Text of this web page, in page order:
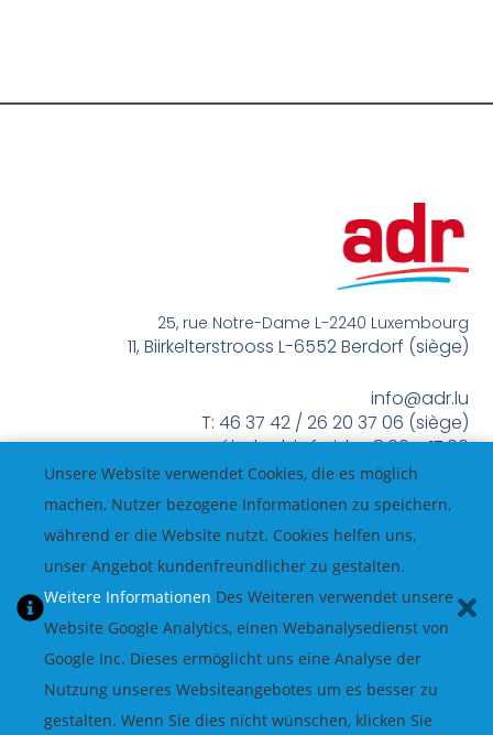
25, rue Notre-Dame L-2240 Luxembourg
11, Biirkelterstrooss L-6552 Berdorf (siège)
info@adr.lu
T: 46 37 42 / 26 20 37 06 (siège)
méindes bis freides 8:00 – 17:00
Unsere Website verwendet Cookies, die es möglich
machen, Nutzer bezogene Informationen zu speichern,
während er die Website nutzt. Cookies helfen uns,
unser Angebot kundenfreundlicher zu gestalten.
Weitere Informationen Des Weiteren verwendet unsere
Website Google Analytics, einen Webanalysedienst von
Google Inc. Dieses ermöglicht uns eine Analyse der
Nutzung unseres Websiteangebotes um es besser zu
gestalten. Wenn Sie dies nicht wünschen, klicken Sie